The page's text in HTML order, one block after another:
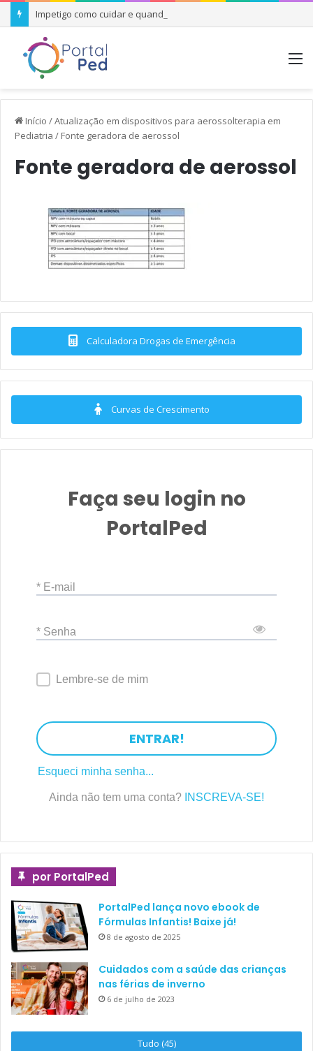
Impetigo como cuidar e quando se preocupar
Início /Atualização em dispositivos para aerossolterapia em
Pediatria / Fonte geradora de aerossol
Fonte geradora de aerossol
Calculadora Drogas de Emergência
Curvas de Crescimento
Faça seu login no
PortalPed
* E-mail
* Senha
Lembre-se de mim
ENTRAR!
Esqueci minha senha...
Ainda não tem uma conta? INSCREVA-SE!
por PortalPed
PortalPed lança novo ebook de
Fórmulas Infantis! Baixe já!
8 de agosto de 2025
Cuidados com a saúde das crianças
nas férias de inverno
6 de julho de 2023
Tudo (45)